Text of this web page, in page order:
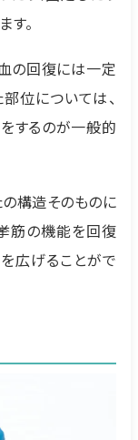
す。
の回復には一定
位については、
するのが一般的
構造そのものに
筋の機能を回復
広げることがで